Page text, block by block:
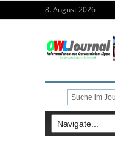
8. August 2026